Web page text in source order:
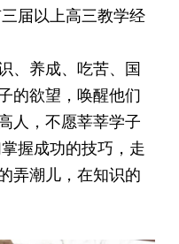
届以上高三教学经
、养成、吃苦、国
的欲望，唤醒他们
人，不愿莘莘学子
握成功的技巧，走
弄潮儿，在知识的